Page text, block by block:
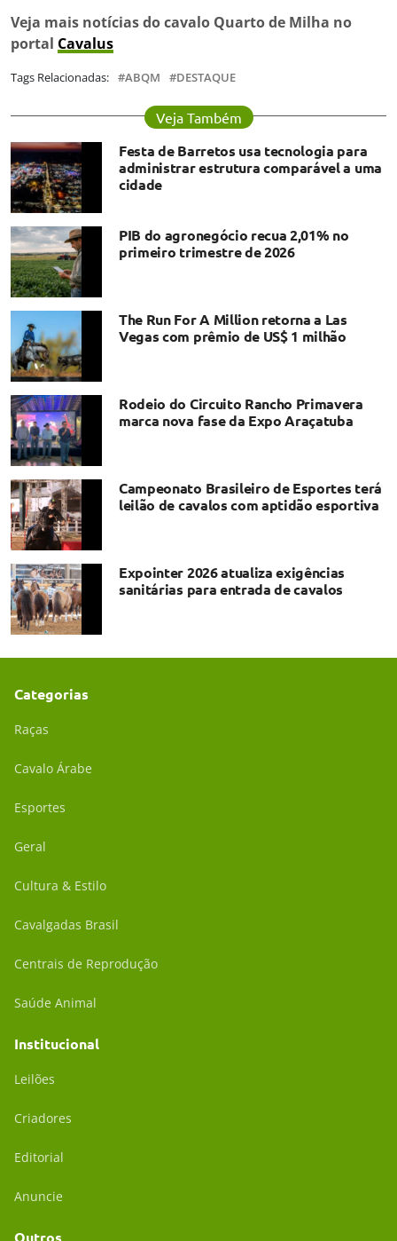
Veja mais notícias do cavalo Quarto de Milha no
portal Cavalus
Tags Relacionadas: ABQM DESTAQUE
Veja Também
Festa de Barretos usa tecnologia para
administrar estrutura comparável a uma
cidade
PIB do agronegócio recua 2,01% no
primeiro trimestre de 2026
The Run For A Million retorna a Las
Vegas com prêmio de US$ 1 milhão
Rodeio do Circuito Rancho Primavera
marca nova fase da Expo Araçatuba
Campeonato Brasileiro de Esportes terá
leilão de cavalos com aptidão esportiva
Expointer 2026 atualiza exigências
sanitárias para entrada de cavalos
Categorias
Raças
Cavalo Árabe
Esportes
Geral
Cultura & Estilo
Cavalgadas Brasil
Centrais de Reprodução
Saúde Animal
Institucional
Leilões
Criadores
Editorial
Anuncie
Outros